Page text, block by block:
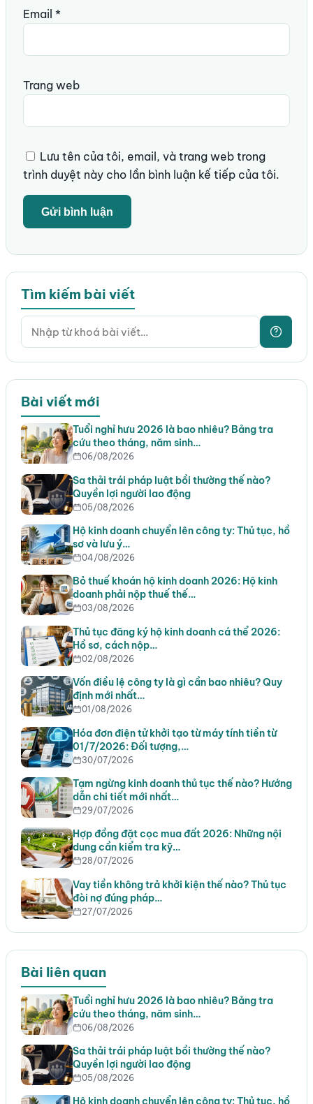
Email *
Trang web
Lưu tên của tôi, email, và trang web trong
trình duyệt này cho lần bình luận kế tiếp của tôi.
Tìm kiếm bài viết
Bài viết mới
Tuổi nghỉ hưu 2026 là bao nhiêu? Bảng tra
cứu theo tháng, năm sinh…
06/08/2026
Sa thải trái pháp luật bồi thường thế nào?
Quyền lợi người lao động
05/08/2026
Hộ kinh doanh chuyển lên công ty: Thủ tục, hồ
sơ và lưu ý…
04/08/2026
Bỏ thuế khoán hộ kinh doanh 2026: Hộ kinh
doanh phải nộp thuế thế…
03/08/2026
Thủ tục đăng ký hộ kinh doanh cá thể 2026:
Hồ sơ, cách nộp…
02/08/2026
Vốn điều lệ công ty là gì cần bao nhiêu? Quy
định mới nhất…
01/08/2026
Hóa đơn điện tử khởi tạo từ máy tính tiền từ
01/7/2026: Đối tượng,…
30/07/2026
Tạm ngừng kinh doanh thủ tục thế nào? Hướng
dẫn chi tiết mới nhất…
29/07/2026
Hợp đồng đặt cọc mua đất 2026: Những nội
dung cần kiểm tra kỹ…
28/07/2026
Vay tiền không trả khởi kiện thế nào? Thủ tục
đòi nợ đúng pháp…
27/07/2026
Bài liên quan
Tuổi nghỉ hưu 2026 là bao nhiêu? Bảng tra
cứu theo tháng, năm sinh…
06/08/2026
Sa thải trái pháp luật bồi thường thế nào?
Quyền lợi người lao động
05/08/2026
Hộ kinh doanh chuyển lên công ty: Thủ tục, hồ